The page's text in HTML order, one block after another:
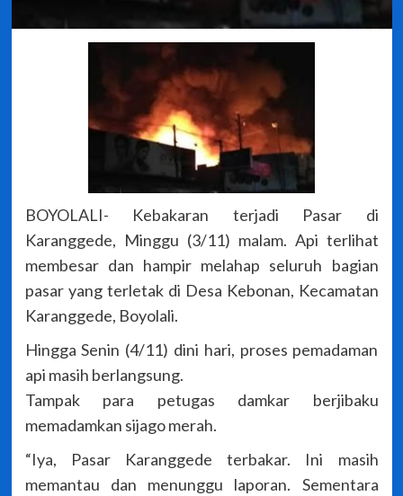
BOYOLALI- Kebakaran terjadi Pasar di
Karanggede, Minggu (3/11) malam. Api terlihat
membesar dan hampir melahap seluruh bagian
pasar yang terletak di Desa Kebonan, Kecamatan
Karanggede, Boyolali.
Hingga Senin (4/11) dini hari, proses pemadaman
api masih berlangsung.
Tampak para petugas damkar berjibaku
memadamkan sijago merah.
“Iya, Pasar Karanggede terbakar. Ini masih
memantau dan menunggu laporan. Sementara